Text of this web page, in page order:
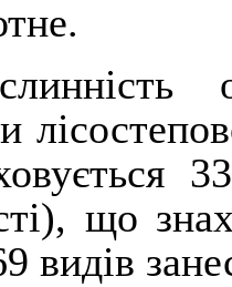
що
видів